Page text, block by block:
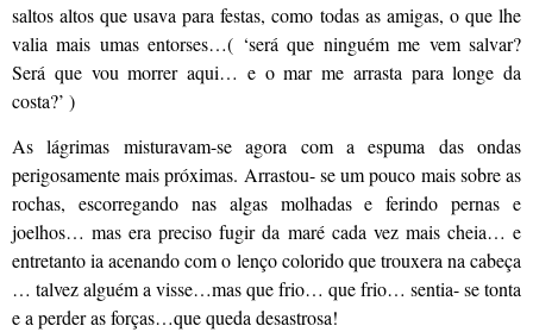
saltos altos que usava para festas, como todas as amigas, o que lhe
valia mais umas entorses…( ‘será que ninguém me vem salvar?
Será que vou morrer aqui… e o mar me arrasta para longe da
costa?’ )
As lágrimas misturavam-se agora com a espuma das ondas
perigosamente mais próximas. Arrastou- se um pouco mais sobre as
rochas, escorregando nas algas molhadas e ferindo pernas e
joelhos… mas era preciso fugir da maré cada vez mais cheia… e
entretanto ia acenando com o lenço colorido que trouxera na cabeça
… talvez alguém a visse…mas que frio… que frio… sentia- se tonta
e a perder as forças…que queda desastrosa!